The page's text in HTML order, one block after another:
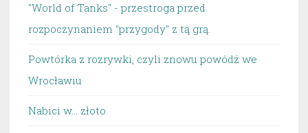
"World of Tanks" - przestroga przed
rozpoczynaniem "przygody" z tą grą.
Powtórka z rozrywki, czyli znowu powódź we
Wrocławiu
Nabici w... złoto.